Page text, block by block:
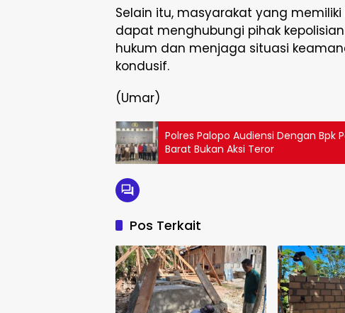
Selain itu, masyarakat yang
dapat menghubungi pihak
hukum dan menjaga situasi
kondusif.
(Umar)
Polres Palopo Audiensi Dengan Bpk
Barat Bukan Aksi Teror
Pos Terkait